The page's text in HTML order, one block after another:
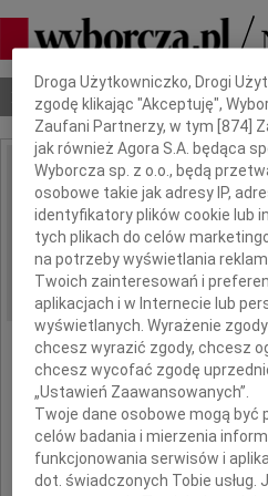
Nekrologi Odeszli Poradnik
IMIĘ I NAZWISKO:
REGION: Poznań
DATA EMISJI: 17.12.2015
Z żalem
nasz
pułkownik w
Dbamy o Twoją prywatność
Droga Użytkowniczko, Drogi
zgodę klikając "Akceptuję",
Zaufani Partnerzy, w tym [874 ]
jak również Agora S.A. będąca
Wyborcza sp. z o.o., będą
osobowe takie jak adresy IP,
identyfikatory plików cookie lub
tych plikach do celów
na potrzeby wyświetlania
Twoich zainteresowań i
aplikacjach i w Internecie lub
wyświetlanych. Wyrażenie
chcesz wyrazić zgody, chcesz
chcesz wycofać zgodę
„Ustawień Zaawansowanych”.
Twoje dane osobowe mogą być
celów badania i mierzenia
funkcjonowania serwisów i
dot. świadczonych Tobie usług.